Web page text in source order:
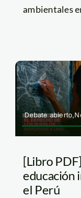
ambientales
Debate
[Libro
educación
el Perú